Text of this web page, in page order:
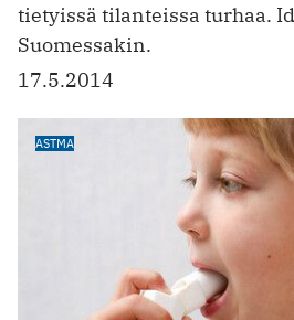
tietyissä tilanteissa turhaa.
Suomessakin.
17.5.2014
ASTMA